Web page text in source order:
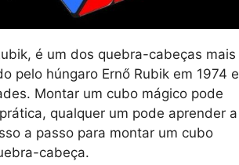
é um dos quebra-cabeças mais
pelo húngaro Ernő Rubik em 1974 e
Montar um cubo mágico pode
qualquer um pode aprender a
a passo para montar um cubo
cabeça.